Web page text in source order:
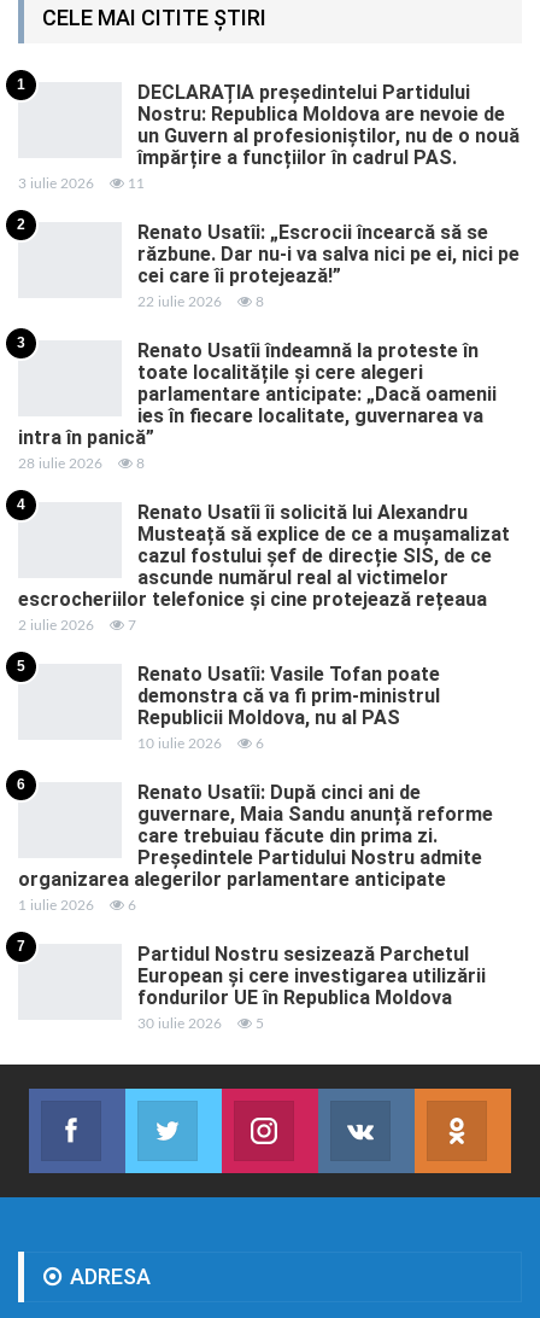
CELE MAI CITITE ȘTIRI
1
DECLARAȚIA președintelui Partidului
Nostru: Republica Moldova are nevoie de
un Guvern al profesioniștilor, nu de o nouă
împărțire a funcțiilor în cadrul PAS.
3 iulie 2026 11
2
Renato Usatîi: „Escrocii încearcă să se
răzbune. Dar nu-i va salva nici pe ei, nici pe
cei care îi protejează!”
22 iulie 2026 8
3
Renato Usatîi îndeamnă la proteste în
toate localitățile și cere alegeri
parlamentare anticipate: „Dacă oamenii
ies în fiecare localitate, guvernarea va
intra în panică”
28 iulie 2026 8
4
Renato Usatîi îi solicită lui Alexandru
Musteață să explice de ce a mușamalizat
cazul fostului șef de direcție SIS, de ce
ascunde numărul real al victimelor
escrocheriilor telefonice și cine protejează rețeaua
2 iulie 2026 7
5
Renato Usatîi: Vasile Tofan poate
demonstra că va fi prim-ministrul
Republicii Moldova, nu al PAS
10 iulie 2026 6
6
Renato Usatîi: După cinci ani de
guvernare, Maia Sandu anunță reforme
care trebuiau făcute din prima zi.
Președintele Partidului Nostru admite
organizarea alegerilor parlamentare anticipate
1 iulie 2026 6
7
Partidul Nostru sesizează Parchetul
European și cere investigarea utilizării
fondurilor UE în Republica Moldova
30 iulie 2026 5
Facebook
Abonează-te
Twitter
Join us on TwitterJoin us on Instagram
Abonează-te
ADRESA